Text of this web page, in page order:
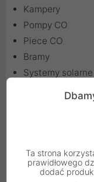
Kampery
Pompy CO
Piece CO
Bramy
Systemy solarne
Ta strona
prawidłowego
dodać